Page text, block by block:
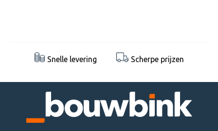
Snelle levering Scherpe prijzen